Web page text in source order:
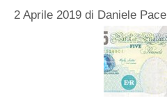
2 Aprile 2019 di Daniele Pace